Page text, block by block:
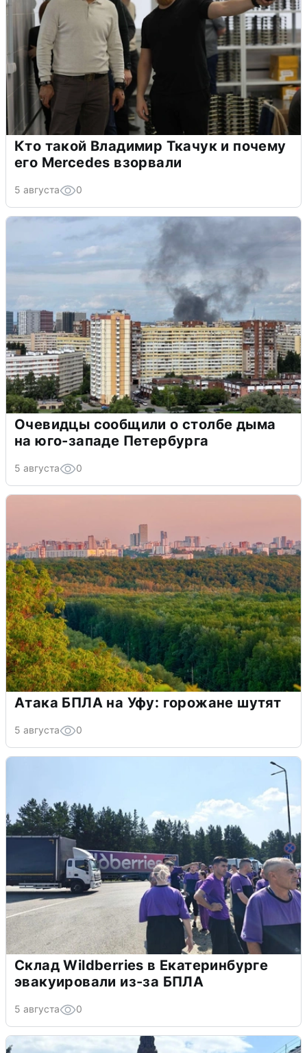
Кто такой Владимир Ткачук и почему
его Mercedes взорвали
5 августа 0
Очевидцы сообщили о столбе дыма
на юго-западе Петербурга
5 августа 0
Атака БПЛА на Уфу: горожане шутят
5 августа 0
Склад Wildberries в Екатеринбурге
эвакуировали из-за БПЛА
5 августа 0